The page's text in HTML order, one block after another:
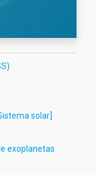
solar]
exoplanetas